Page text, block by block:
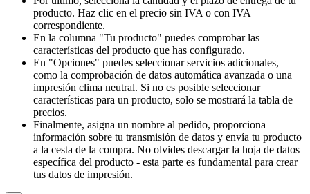
producto. Haz clic en el precio sin IVA o con IVA
correspondiente.
En la columna "Tu producto" puedes comprobar las
características del producto que has configurado.
En "Opciones" puedes seleccionar servicios adicionales,
como la comprobación de datos automática avanzada o una
impresión clima neutral. Si no es posible seleccionar
características para un producto, solo se mostrará la tabla de
precios.
Finalmente, asigna un nombre al pedido, proporciona
información sobre tu transmisión de datos y envía tu producto
a la cesta de la compra. No olvides descargar la hoja de datos
específica del producto - esta parte es fundamental para crear
tus datos de impresión.